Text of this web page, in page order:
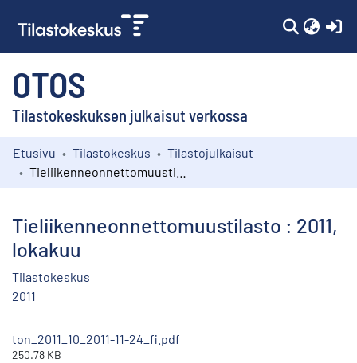
OTOS
Tilastokeskuksen julkaisut verkossa
Kokoelmat
Etusivu Tilastokeskus
Tilastojulkaisut
Tieliikenneonnettomuustilasto : 2011,
lokakuu
Tilastokeskus
2011
ton_2011_10_2011-11-24_fi.pdf
250.78 KB